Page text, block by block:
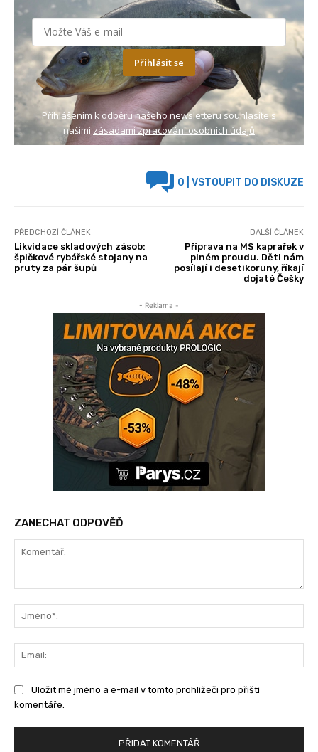
Přihlásit se
Přihlášením k odběru našeho newsletteru souhlasíte s
našimi zásadami zpracování osobních údajů
0 | VSTOUPIT DO DISKUZE
PŘEDCHOZÍ ČLÁNEK
Likvidace skladových zásob:
špičkové rybářské stojany na
pruty za pár šupů
DALŠÍ ČLÁNEK
Příprava na MS kaprařek v
plném proudu. Děti nám
posílají i desetikoruny, říkají
dojaté Češky
- Reklama -
ZANECHAT ODPOVĚĎ
Uložit mé jméno a e-mail v tomto prohlížeči pro příští
komentáře.